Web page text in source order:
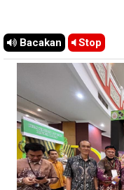
Bacakan Stop